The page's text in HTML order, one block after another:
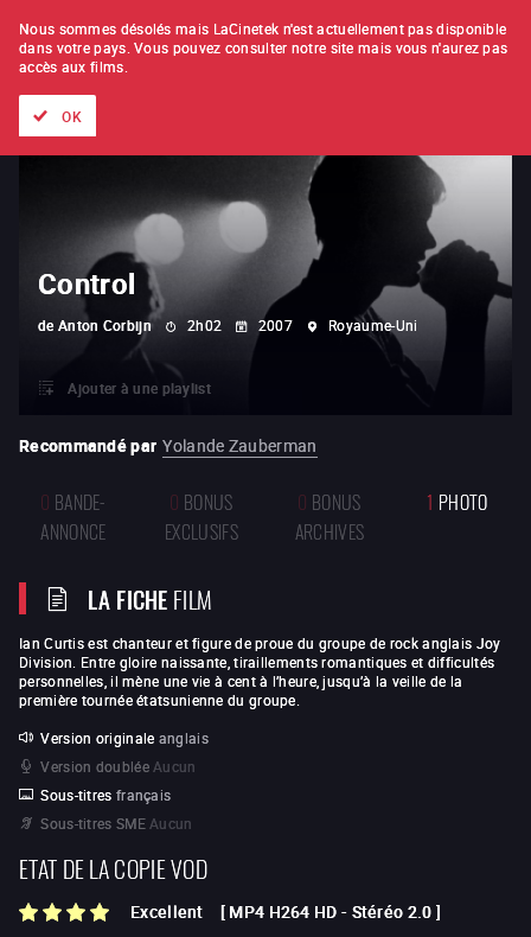
À L'UNITÉ ABONNEMENT
Control
de Anton Corbijn 2h02 2007 Royaume-Uni
Ajouter à une playlist
Recommandé par Yolande Zauberman
0 BANDE-
ANNONCE
0 BONUS
EXCLUSIFS
0 BONUS
ARCHIVES
1 PHOTO
LA FICHEFILM
Ian Curtis est chanteur et figure de proue du groupe de rock anglais Joy
Division. Entre gloire naissante, tiraillements romantiques et difficultés
personnelles, il mène une vie à cent à l’heure, jusqu’à la veille de la
première tournée étatsunienne du groupe.
Version originale anglais
Version doublée Aucun
Sous-titres français
Sous-titres SME Aucun
ETAT DE LA COPIE VOD
Excellent [ MP4 H264 HD - Stéréo 2.0 ]
Nous sommes désolés mais LaCinetek n'est actuellement pas disponible
dans votre pays. Vous pouvez consulter notre site mais vous n'aurez pas
accès aux films.
OK